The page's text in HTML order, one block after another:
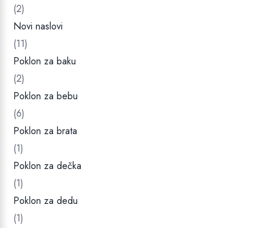
(2)
Novi naslovi
(11)
Poklon za baku
(2)
Poklon za bebu
(6)
Poklon za brata
(1)
Poklon za dečka
(1)
Poklon za dedu
(1)